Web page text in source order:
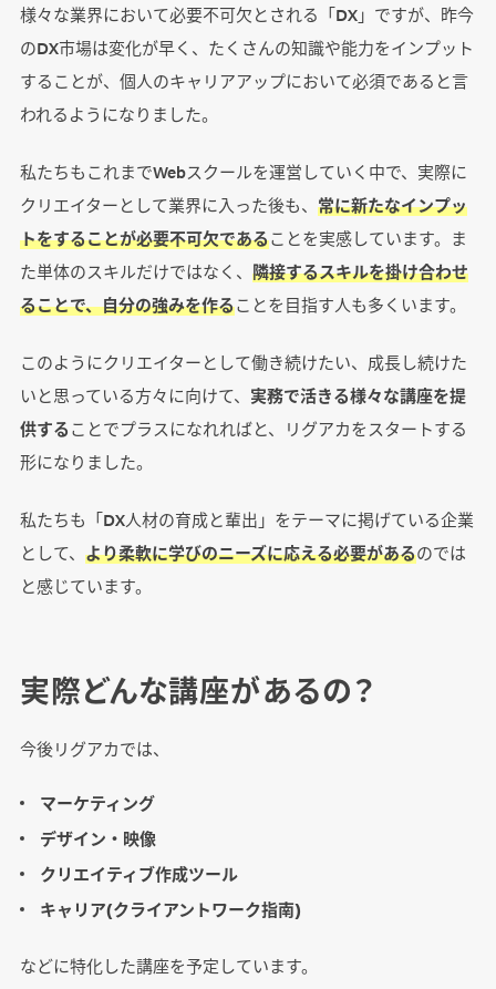
様々な業界において必要不可欠とされる「DX」ですが、 昨今
のDX市場は変化が早く、たくさんの知識や能力をインプット
することが、個人のキャリアアップにおいて必須であると言
われるようになりました。
私たちもこれまでWebスクールを運営していく中で、実際に
クリエイターとして業界に入った後も、 常に新たなインプッ
トをすることが必要不可欠であることを実感しています。ま
た単体のスキルだけではなく、 隣接するスキルを掛け合わせ
ることで、自分の強みを作ることを目指す人も多くいます。
このようにクリエイターとして働き続けたい、成長し続けた
いと思っている方々に向けて、 実務で活きる様々な講座を提
供することでプラスになれればと、リグアカをスタートする
形になりました。
私たちも「DX人材の育成と輩出」をテーマに掲げている企業
として、 より柔軟に学びのニーズに応える必要があるのでは
と感じています。
実際どんな講座があるの？
今後リグアカでは、
マーケティング
デザイン・映像
クリエイティブ作成ツール
キャリア(クライアントワーク指南)
などに特化した講座を予定しています。